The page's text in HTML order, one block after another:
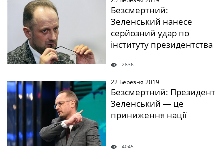
Безсмертний:
Зеленський нанесе
серйозний удар по
інституту президентства
2836
" /> 22 Березня 2019
Безсмертний: Президент
Зеленський — це
приниження нації
4045